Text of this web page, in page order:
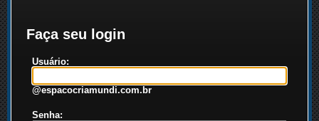
Faça seu login
Usuário:
@espacocriamundi.com.br
Senha: